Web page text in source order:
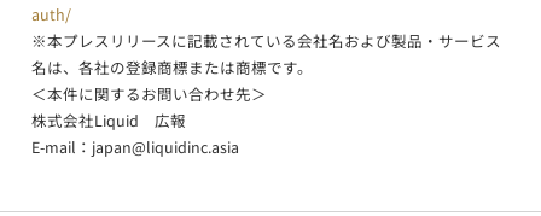
auth/
※本プレスリリースに記載されている会社名および製品・サービス
名は、各社の登録商標または商標です。
＜本件に関するお問い合わせ先＞
株式会社Liquid 広報
E-mail： japan@liquidinc.asia